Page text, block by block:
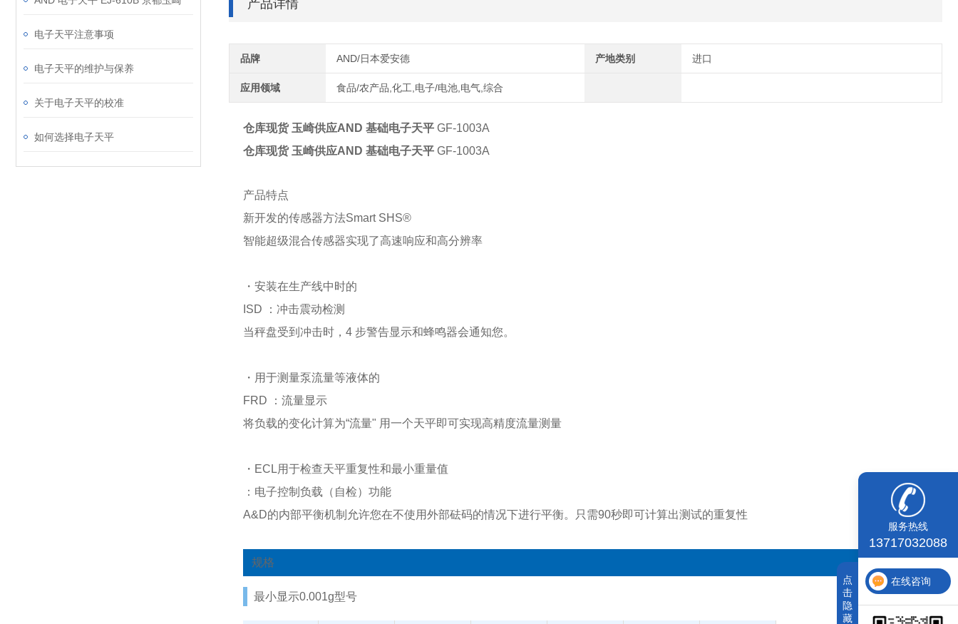
电子天平注意事项
电子天平的维护与保养
关于电子天平的校准
如何选择电子天平
产品详情
品牌 AND/日本爱安德 产地类别 进口
应用领域 食品/农产品,化工,电子/电池,电气,综合
仓库现货 玉崎供应AND 基础电子天平 GF-1003A
仓库现货 玉崎供应AND 基础电子天平 GF-1003A
产品特点
新开发的传感器方法Smart SHS®
智能超级混合传感器实现了高速响应和高分辨率
・安装在生产线中时的
ISD ：冲击震动检测
当秤盘受到冲击时，4 步警告显示和蜂鸣器会通知您。
・用于测量泵流量等液体的
FRD ：流量显示
将负载的变化计算为“流量" 用一个天平即可实现高精度流量测量
・ECL用于检查天平重复性和最小重量值
：电子控制负载（自检）功能
A&D的内部平衡机制允许您在不使用外部砝码的情况下进行平衡。只需90秒即可计算出测试的重复性
规格
最小显示0.001g型号
服务热线
13717032088
在线咨询
点
击
隐
藏